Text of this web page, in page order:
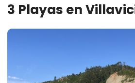
3 Playas en